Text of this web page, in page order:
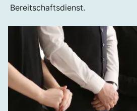
Bereitschaftsdienst.